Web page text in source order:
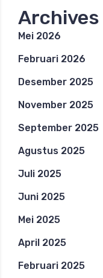
Archives
Mei 2026
Februari 2026
Desember 2025
November 2025
September 2025
Agustus 2025
Juli 2025
Juni 2025
Mei 2025
April 2025
Februari 2025